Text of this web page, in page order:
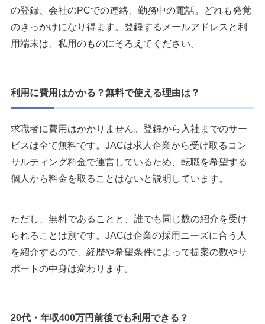
の登録、会社のPCでの連絡、勤務中の電話。どれも発覚
のきっかけになり得ます。登録するメールアドレスと利
用端末は、私用のものにそろえてください。
利用に費用はかかる？無料で使える理由は？
求職者に費用はかかりません。登録から入社までのサー
ビスは全て無料です。JACは求人企業から受け取るコン
サルティング料金で運営しているため、転職を希望する
個人から料金を取ることはないと説明しています。
ただし、無料であることと、誰でも同じ数の紹介を受け
られることは別です。JACは企業の採用ニーズに合う人
を紹介するので、経歴や希望条件によって提案の数やサ
ポートの中身は変わります。
20代・年収400万円前後でも利用できる？